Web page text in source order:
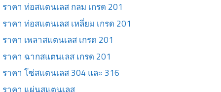
ราคา ท่อสแตนเลส กลม เกรด 201
ราคา ท่อสแตนเลส เหลี่ยม เกรด 201
ราคา เพลาสแตนเลส เกรด 201
ราคา ฉากสแตนเลส เกรด 201
ราคา โซ่สแตนเลส 304 และ 316